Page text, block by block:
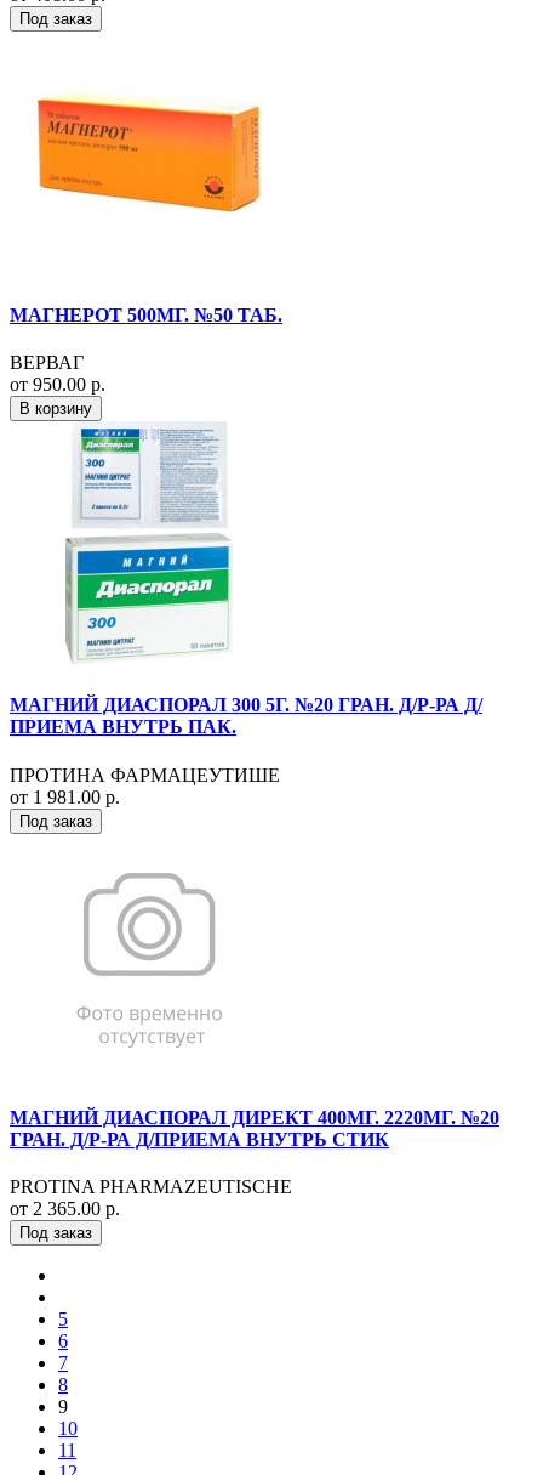
Под заказ
МАГНЕРОТ 500МГ. №50 ТАБ.
ВЕРВАГ
от 950.00 р.
В корзину
МАГНИЙ ДИАСПОРАЛ 300 5Г. №20 ГРАН. Д/Р-РА Д/
ПРИЕМА ВНУТРЬ ПАК.
ПРОТИНА ФАРМАЦЕУТИШЕ
от 1 981.00 р.
Под заказ
МАГНИЙ ДИАСПОРАЛ ДИРЕКТ 400МГ. 2220МГ. №20
ГРАН. Д/Р-РА Д/ПРИЕМА ВНУТРЬ СТИК
PROTINA PHARMAZEUTISCHE
от 2 365.00 р.
Под заказ
5
6
7
8
9
10
11